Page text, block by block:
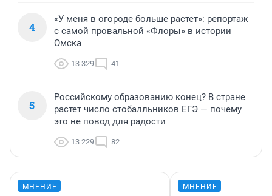
4
«У меня в огороде больше растет»: репортаж
с самой провальной «Флоры» в истории
Омска
13 329 41
5
Российскому образованию конец? В стране
растет число стобалльников ЕГЭ — почему
это не повод для радости
13 229 82
МНЕНИЕ МНЕНИЕ